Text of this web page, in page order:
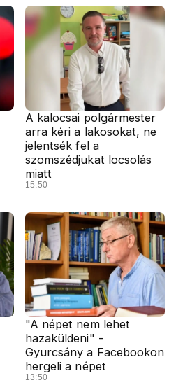
A kalocsai polgármester
arra kéri a lakosokat, ne
jelentsék fel a
szomszédjukat locsolás
miatt
15:50
"A népet nem lehet
hazaküldeni" -
Gyurcsány a Facebookon
hergeli a népet
13:50